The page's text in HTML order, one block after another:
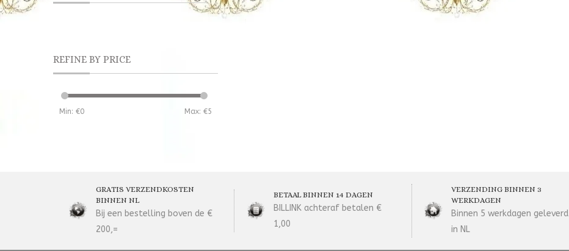
REFINE BY PRICE
Min: €0 Max: €5
GRATIS VERZENDKOSTEN
BINNEN NL
Bij een bestelling boven de €
200,=
BETAAL BINNEN 14 DAGEN
BILLINK achteraf betalen €
1,00
VERZENDING BINNEN 3
WERKDAGEN
Binnen 5 werkdagen geleverd
in NL